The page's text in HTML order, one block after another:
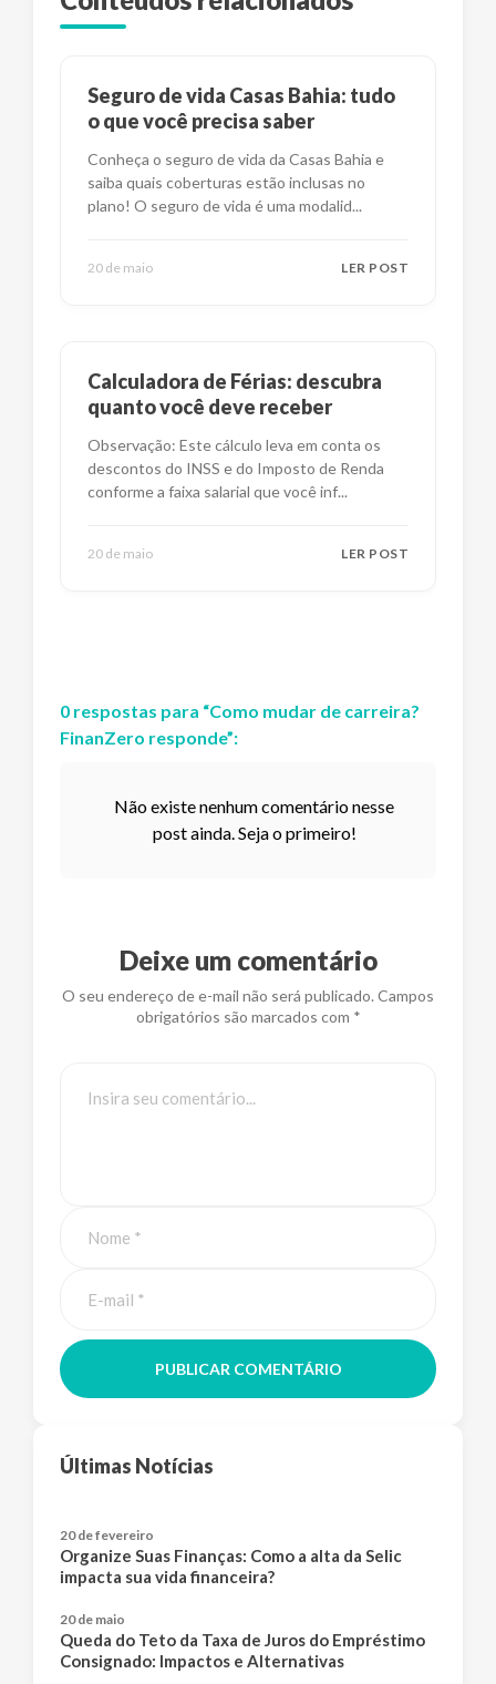
Seguro de vida Casas Bahia: tudo
o que você precisa saber
Conheça o seguro de vida da Casas Bahia e
saiba quais coberturas estão inclusas no
plano! O seguro de vida é uma modalid...
20 de maio LER POST
Calculadora de Férias: descubra
quanto você deve receber
Observação: Este cálculo leva em conta os
descontos do INSS e do Imposto de Renda
conforme a faixa salarial que você inf...
20 de maio LER POST
0 respostas para “Como mudar de carreira?
FinanZero responde”:
Não existe nenhum comentário nesse
post ainda. Seja o primeiro!
Deixe um comentário
O seu endereço de e-mail não será publicado. Campos
obrigatórios são marcados com *
PUBLICAR COMENTÁRIO
Últimas Notícias
20 de fevereiro
Organize Suas Finanças: Como a alta da Selic
impacta sua vida financeira?
20 de maio
Queda do Teto da Taxa de Juros do Empréstimo
Consignado: Impactos e Alternativas